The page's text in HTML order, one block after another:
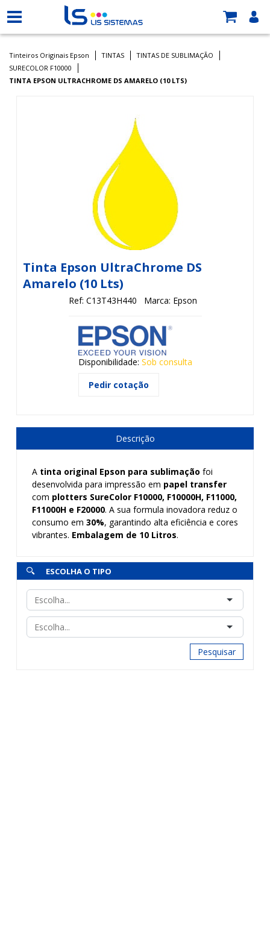
Tinteiros Originais Epson TINTAS
TINTAS DE SUBLIMAÇÃO
SURECOLOR F10000
TINTA EPSON ULTRACHROME DS AMARELO (10 LTS)
Tinta Epson UltraChrome DS
Amarelo (10 Lts)
Ref: C13T43H440 Marca: Epson
Disponibilidade: Sob consulta
Pedir cotação
Descrição
A tinta original Epson para sublimação foi
desenvolvida para impressão em papel transfer
com plotters SureColor F10000, F10000H, F11000,
F11000H e F20000. A sua formula inovadora reduz o
consumo em 30%, garantindo alta eficiência e cores
vibrantes. Embalagem de 10 Litros.
ESCOLHA O TIPO
Pesquisar